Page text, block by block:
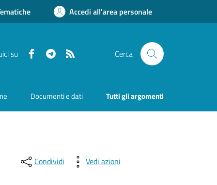
Accedi all'area personale
su FacebookTelegram Cerca
Documenti e dati Tutti gli argomenti
Condividi Vedi azioni